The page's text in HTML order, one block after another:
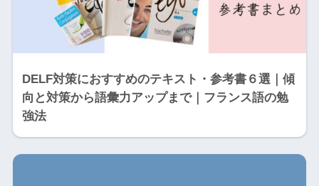
DELF対策におすすめのテキスト・参考書６選｜傾
向と対策から語彙力アップまで｜フランス語の勉
強法